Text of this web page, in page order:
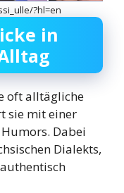
?hl=en
in
oft alltägliche
sie mit einer
Dabei
Dialekts,